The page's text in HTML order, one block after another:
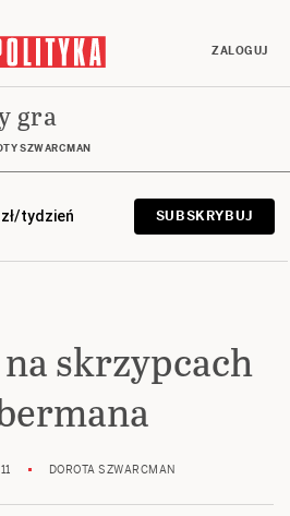
ZALOGUJ
gra
SZWARCMAN
zł/tydzień SUBSKRYBUJ
skrzypcach
DOROTA SZWARCMAN